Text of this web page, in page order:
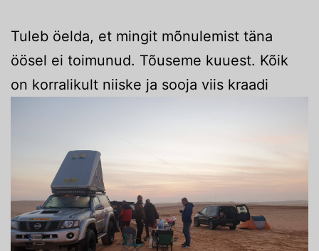
Tuleb öelda, et mingit mõnulemist täna
öösel ei toimunud. Tõuseme kuuest. Kõik
on korralikult niiske ja sooja viis kraadi